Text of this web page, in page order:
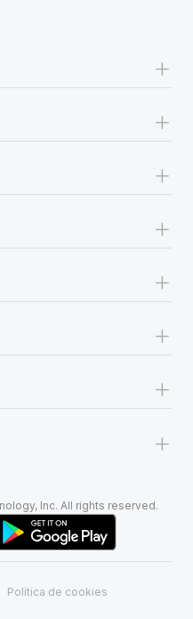
+
+
+
+
+
+
+
+
Inc. All rights reserved.
Política de cookies